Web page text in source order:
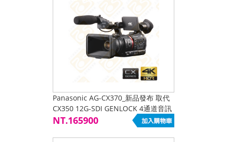
Panasonic AG-CX370_新品發布 取代
CX350 12G-SDI GENLOCK 4通道音訊
輸入
NT.165900